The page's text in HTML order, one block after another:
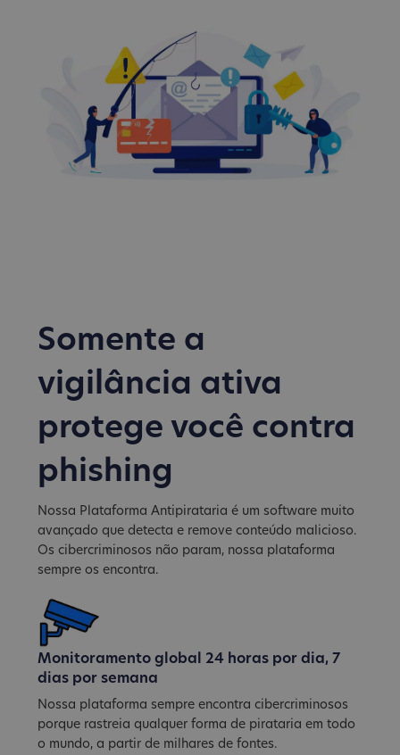
Somente a
vigilância ativa
protege você contra
phishing
Nossa Plataforma Antipirataria é um software muito
avançado que detecta e remove conteúdo malicioso.
Os cibercriminosos não param, nossa plataforma
sempre os encontra.
Monitoramento global 24 horas por dia, 7
dias por semana
Nossa plataforma sempre encontra cibercriminosos
porque rastreia qualquer forma de pirataria em todo
o mundo, a partir de milhares de fontes.